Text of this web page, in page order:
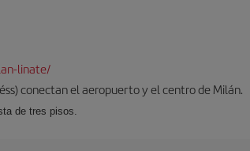
linate/
conectan el aeropuerto y el centro de Milán.
de tres pisos.